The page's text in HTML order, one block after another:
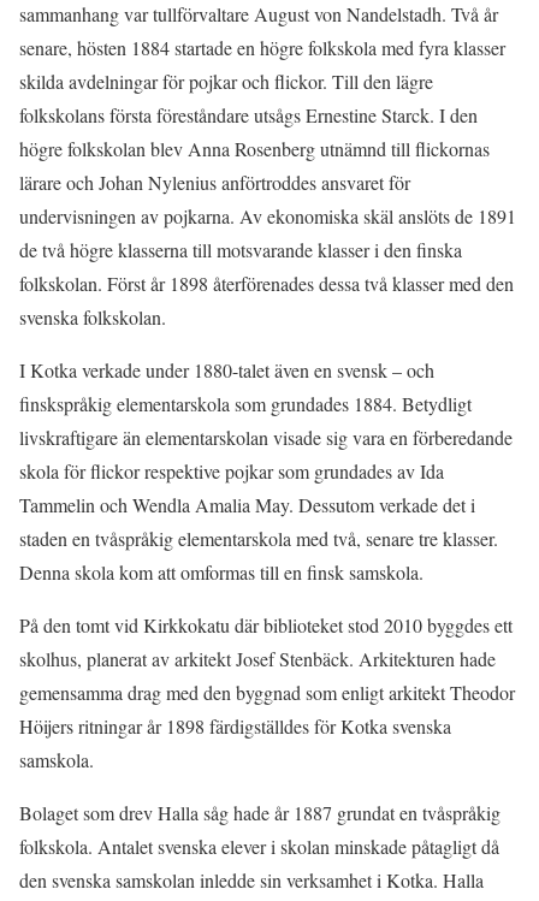
sammanhang var tullförvaltare August von Nandelstadh. Två år
senare, hösten 1884 startade en högre folkskola med fyra klasser
skilda avdelningar för pojkar och flickor. Till den lägre
folkskolans första föreståndare utsågs Ernestine Starck. I den
högre folkskolan blev Anna Rosenberg utnämnd till flickornas
lärare och Johan Nylenius anförtroddes ansvaret för
undervisningen av pojkarna. Av ekonomiska skäl anslöts de 1891
de två högre klasserna till motsvarande klasser i den finska
folkskolan. Först år 1898 återförenades dessa två klasser med den
svenska folkskolan.
I Kotka verkade under 1880-talet även en svensk – och
finskspråkig elementarskola som grundades 1884. Betydligt
livskraftigare än elementarskolan visade sig vara en förberedande
skola för flickor respektive pojkar som grundades av Ida
Tammelin och Wendla Amalia May. Dessutom verkade det i
staden en tvåspråkig elementarskola med två, senare tre klasser.
Denna skola kom att omformas till en finsk samskola.
På den tomt vid Kirkkokatu där biblioteket stod 2010 byggdes ett
skolhus, planerat av arkitekt Josef Stenbäck. Arkitekturen hade
gemensamma drag med den byggnad som enligt arkitekt Theodor
Höijers ritningar år 1898 färdigställdes för Kotka svenska
samskola.
Bolaget som drev Halla såg hade år 1887 grundat en tvåspråkig
folkskola. Antalet svenska elever i skolan minskade påtagligt då
den svenska samskolan inledde sin verksamhet i Kotka. Halla